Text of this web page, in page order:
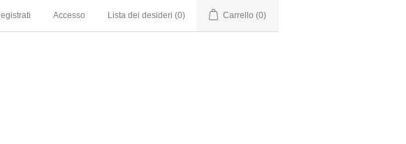
Accesso Lista dei desideri (0) Carrello (0)